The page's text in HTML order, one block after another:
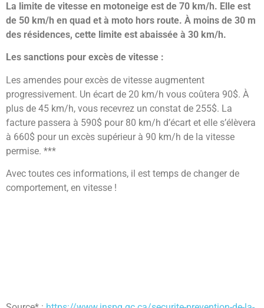
La limite de vitesse en motoneige est de 70 km/h. Elle est
de 50 km/h en quad et à moto hors route. À moins de 30 m
des résidences, cette limite est abaissée à 30 km/h.
Les sanctions pour excès de vitesse :
Les amendes pour excès de vitesse augmentent
progressivement. Un écart de 20 km/h vous coûtera 90$. À
plus de 45 km/h, vous recevrez un constat de 255$. La
facture passera à 590$ pour 80 km/h d’écart et elle s’élèvera
à 660$ pour un excès supérieur à 90 km/h de la vitesse
permise. ***
Avec toutes ces informations, il est temps de changer de
comportement, en vitesse !